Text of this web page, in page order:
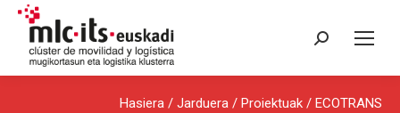
Search:
Hasiera / Jarduera / Proiektuak / ECOTRANS